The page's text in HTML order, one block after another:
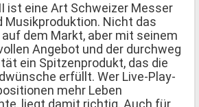
ist eine Art Schweizer Messer
Musikproduktion. Nicht das
dem Markt, aber mit seinem
Angebot und der durchweg
ein Spitzenprodukt, das die
erfüllt. Wer Live-Play-
mehr Leben
liegt damit richtig. Auch für